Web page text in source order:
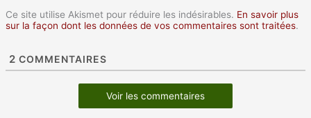
Ce site utilise Akismet pour réduire les indésirables. En savoir plus
sur la façon dont les données de vos commentaires sont traitées.
2 COMMENTAIRES
Voir les commentaires